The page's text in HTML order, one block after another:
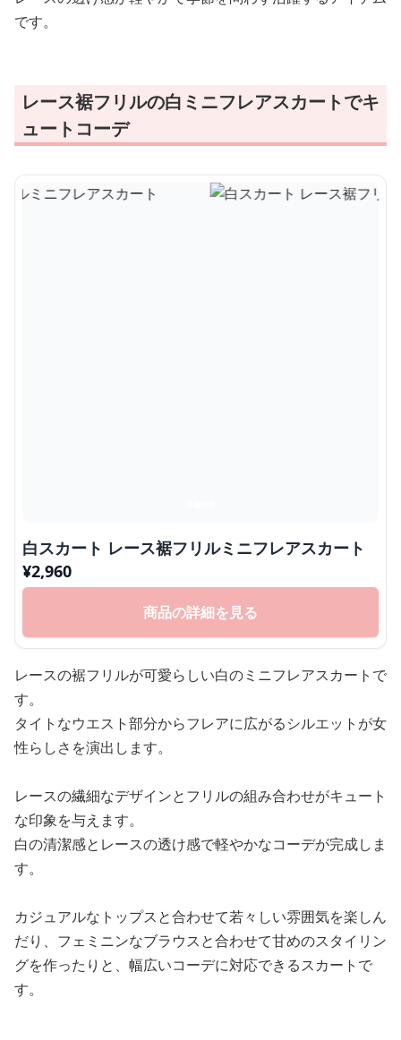
です。
レース裾フリルの白ミニフレアスカートでキ
ュートコーデ
白スカート レース裾フリルミニフレアスカート
¥2,960
商品の詳細を見る
レースの裾フリルが可愛らしい白のミニフレアスカートで
す。
タイトなウエスト部分からフレアに広がるシルエットが女
性らしさを演出します。
レースの繊細なデザインとフリルの組み合わせがキュート
な印象を与えます。
白の清潔感とレースの透け感で軽やかなコーデが完成しま
す。
カジュアルなトップスと合わせて若々しい雰囲気を楽しん
だり、フェミニンなブラウスと合わせて甘めのスタイリン
グを作ったりと、幅広いコーデに対応できるスカートで
す。